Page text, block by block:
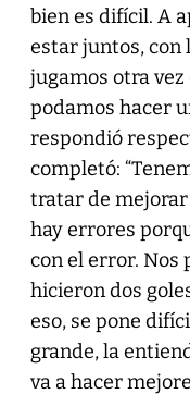
bien es difícil. A
estar juntos, con
jugamos otra
podamos hacer
respondió
completó:
tratar de
hay errores
con el error. Nos
hicieron dos
eso, se pone
grande, la
va a hacer